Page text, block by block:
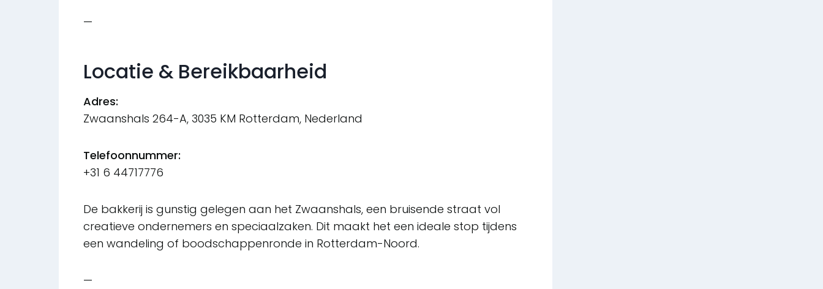
—
Locatie & Bereikbaarheid
Adres:
Zwaanshals 264-A, 3035 KM Rotterdam, Nederland
Telefoonnummer:
+31 6 44717776
De bakkerij is gunstig gelegen aan het Zwaanshals, een bruisende straat vol
creatieve ondernemers en speciaalzaken. Dit maakt het een ideale stop tijdens
een wandeling of boodschappenronde in Rotterdam-Noord.
—